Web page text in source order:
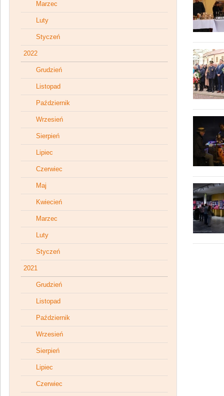
Marzec
Luty
Styczeń
2022
Grudzień
Listopad
Październik
Wrzesień
Sierpień
Lipiec
Czerwiec
Maj
Kwiecień
Marzec
Luty
Styczeń
2021
Grudzień
Listopad
Październik
Wrzesień
Sierpień
Lipiec
Czerwiec